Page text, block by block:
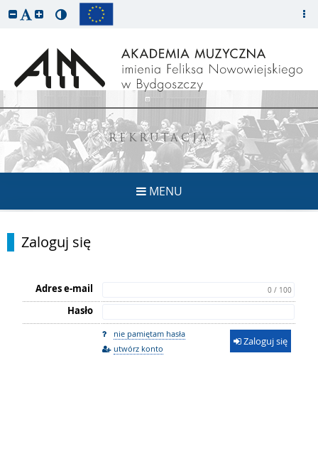
REKRUTACJA
MENU
Zaloguj się
Adres e-mail 0 / 100
Hasło
nie pamiętam hasła
utwórz konto
Zaloguj się